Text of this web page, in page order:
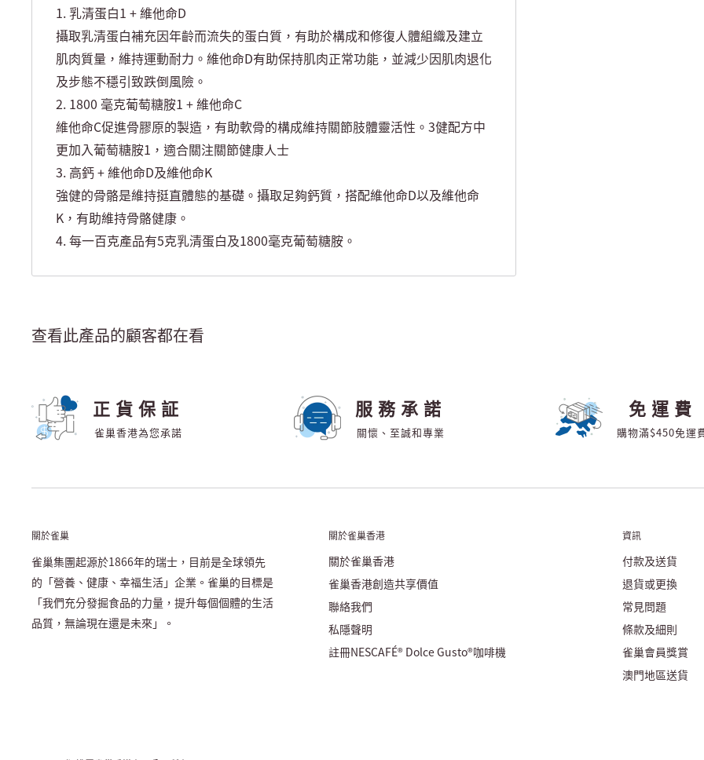
1. 乳清蛋白1 + 維他命D
攝取乳清蛋白補充因年齡而流失的蛋白質，有助於構成和修復人體組織及建立
肌肉質量，維持運動耐力。維他命D有助保持肌肉正常功能，並減少因肌肉退化
及步態不穩引致跌倒風險。
2. 1800 毫克葡萄糖胺1 + 維他命C
維他命C促進骨膠原的製造，有助軟骨的構成維持關節肢體靈活性。3健配方中
更加入葡萄糖胺1，適合關注關節健康人士
3. 高鈣 + 維他命D及維他命K
強健的骨骼是維持挺直體態的基礎。攝取足夠鈣質，搭配維他命D以及維他命
K，有助維持骨骼健康。
4. 每一百克產品有5克乳清蛋白及1800毫克葡萄糖胺。
查看此產品的顧客都在看
正貨保証
雀巢香港為您承諾
服務承諾
關懷、至誠和專業
免運費
購物滿$450免運
關於雀巢
雀巢集團起源於1866年的瑞士，目前是全球領先
的「營養、健康、幸福生活」企業。雀巢的目標是
「我們充分發掘食品的力量，提升每個個體的生活
品質，無論現在還是未來」。
關於雀巢香港
關於雀巢香港
雀巢香港創造共享價值
聯絡我們
私隱聲明
註冊NESCAFÉ® Dolce Gusto®咖啡機
資訊
付款及送貨
退貨或更換
常見問題
條款及細則
雀巢會員獎賞
澳門地區送貨